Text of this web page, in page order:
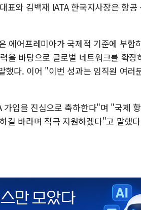
표와 김백재 IATA 한국지사장은 항
에어프레미아가 국제적 기준에 부합
을 바탕으로 글로벌 네트워크를 확
다. 이어 "이번 성과는 임직원 여러
입을 진심으로 축하한다"며 "국제
길 바라며 적극 지원하겠다"고 말했